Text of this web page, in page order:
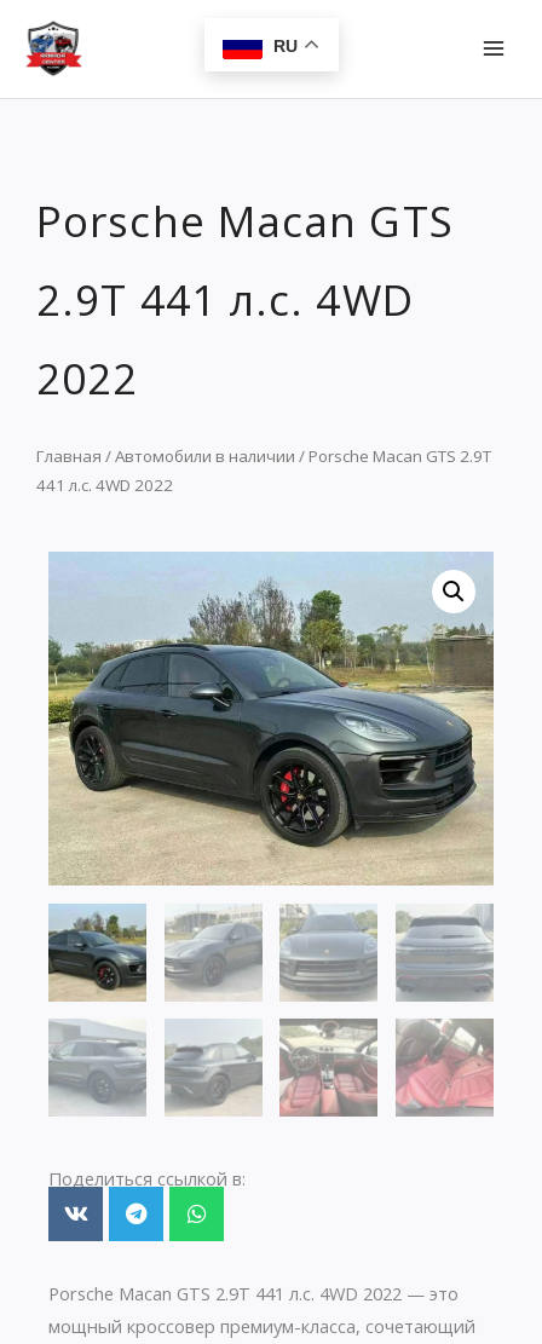
Перейти
содержимому
RU
Porsche Macan GTS
2.9T 441 л.с. 4WD
2022
Главная /Автомобили в наличии / Porsche Macan GTS 2.9T
441 л.с. 4WD 2022
Поделиться ссылкой в:
Porsche Macan GTS 2.9T 441 л.с. 4WD 2022 — это
мощный кроссовер премиум-класса, сочетающий